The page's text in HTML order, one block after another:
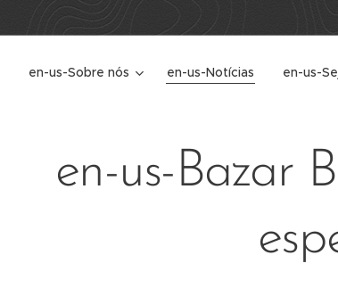
en-us-Sobre nós en-us-Notícias en-us-
en-us-Bazar